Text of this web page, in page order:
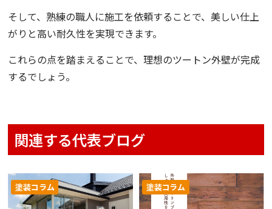
そして、熟練の職人に施工を依頼することで、美しい仕上
がりと高い耐久性を実現できます。
これらの点を踏まえることで、理想のツートン外壁が完成
するでしょう。
関連する代表ブログ
塗装コラム 塗装コラム